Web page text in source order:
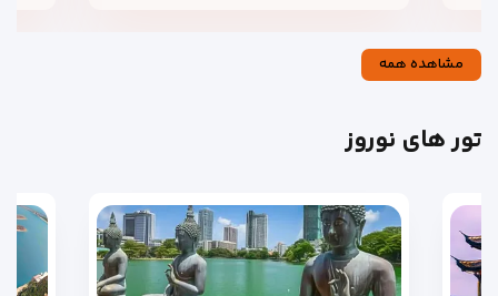
مشاهده همه
تور های نوروز